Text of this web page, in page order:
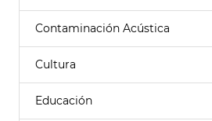
Contaminación Acústica
Cultura
Educación